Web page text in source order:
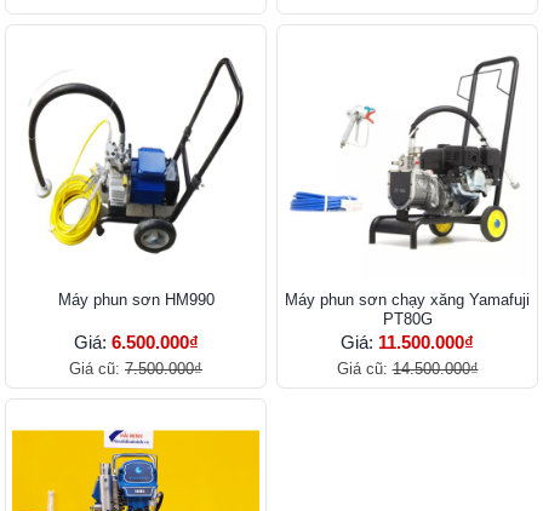
Máy phun sơn HM990
Giá: 6.500.000₫
Giá cũ: 7.500.000₫
Máy phun sơn chạy xăng Yamafuji
PT80G
Giá: 11.500.000₫
Giá cũ:14.500.000₫